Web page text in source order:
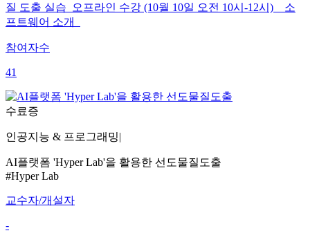
질 도출 실습 오프라인 수강 (10월 10일 오전 10시-12시) 소
프트웨어 소개
참여자수
41
수료증
인공지능 & 프로그래밍|
AI플랫폼 'Hyper Lab'을 활용한 선도물질도출
#Hyper Lab
교수자/개설자
-